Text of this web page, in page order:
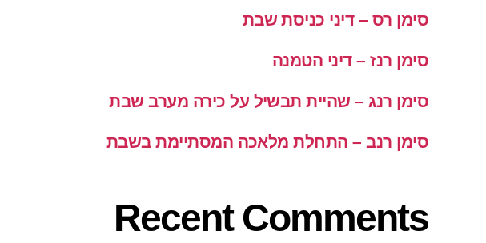
סימן רס – דיני כניסת שבת
סימן רנז – דיני הטמנה
סימן רנג – שהיית תבשיל על כירה מערב שבת
סימן רנב – התחלת מלאכה המסתיימת בשבת
Recent Comments